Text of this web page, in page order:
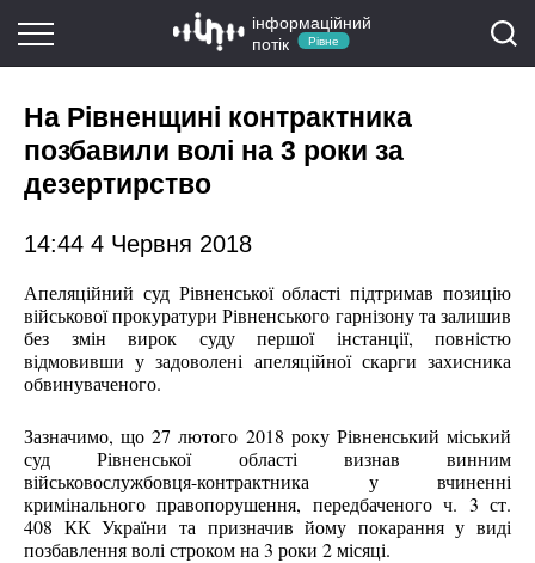
інформаційний
потік
Рівне
На Рівненщині контрактника
позбавили волі на 3 роки за
дезертирство
14:44 4 Червня 2018
Апеляційний суд Рівненської області підтримав позицію
військової прокуратури Рівненського гарнізону та залишив
без змін вирок суду першої інстанції, повністю
відмовивши у задоволені апеляційної скарги захисника
обвинуваченого.
Зазначимо, що 27 лютого 2018 року Рівненський міський
суд Рівненської області визнав винним
військовослужбовця-контрактника у вчиненні
кримінального правопорушення, передбаченого ч. 3 ст.
408 КК України та призначив йому покарання у виді
позбавлення волі строком на 3 роки 2 місяці.